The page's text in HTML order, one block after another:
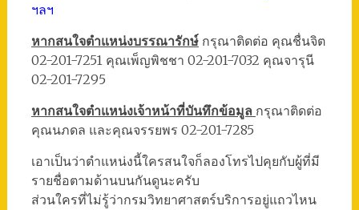
ฯลฯ
หากสนใจตำแหน่งบรรณารักษ์กรุณาติดต่อ คุณชื่นจิต
02-201-7251 คุณเพ็ญพิชชา 02-201-7032 คุณจารุนี
02-201-7295
หากสนใจตำแหน่งเจ้าหน้าที่บันทึกข้อมูล กรุณาติดต่อ
คุณนภดล และคุณจรรยพร 02-201-7285
เอาเป็นว่าตำแหน่งนี้ใครสนใจก็ลองโทรไปคุยกับผู้ที่มี
รายชื่อตามด้านบนกันดูนะครับ
ส่วนใครที่ไม่รู้ว่ากรมวิทยาศาสตร์บริการอยู่แถวไหน